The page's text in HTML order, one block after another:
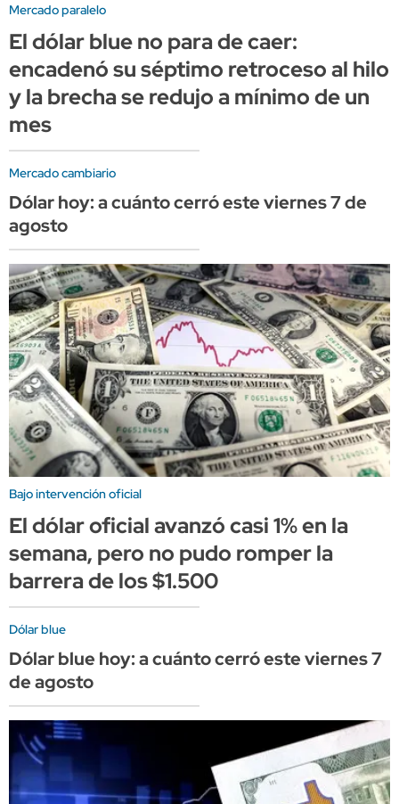
Mercado paralelo
El dólar blue no para de caer:
encadenó su séptimo retroceso al hilo
y la brecha se redujo a mínimo de un
mes
Mercado cambiario
Dólar hoy: a cuánto cerró este viernes 7 de
agosto
Bajo intervención oficial
El dólar oficial avanzó casi 1% en la
semana, pero no pudo romper la
barrera de los $1.500
Dólar blue
Dólar blue hoy: a cuánto cerró este viernes 7
de agosto